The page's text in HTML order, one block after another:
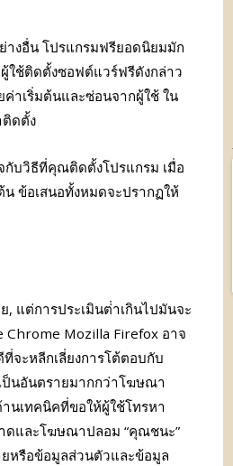
างอื่น โปรแกรมฟรียอดนิยมมัก
ใช้ติดตั้งซอฟต์แวร์ฟรีดังกล่าว
ค่าเริ่มต้นและซ่อนจากผู้ใช้ ใน
ติดตั้ง
กับวิธีที่คุณติดตั้งโปรแกรม เมื่อ
น ข้อเสนอทั้งหมดจะปรากฏให้
แต่การประเมินต่ําเกินไปมันจะ
Chrome Mozilla Firefox อาจ
จะหลีกเลี่ยงการโต้ตอบกับ
นอันตรายมากกว่าโฆษณา
นเทคนิคที่ขอให้ผู้ใช้โทรหา
ดและโฆษณาปลอม “คุณชนะ”
หรือข้อมูลส่วนตัวและข้อมูล